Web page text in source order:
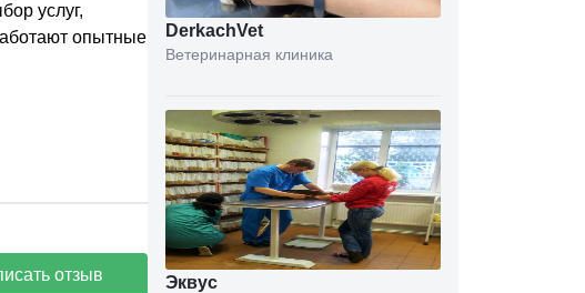
услуг,
опытные
отзыв
DerkachVet
Ветеринарная клиника
Эквус